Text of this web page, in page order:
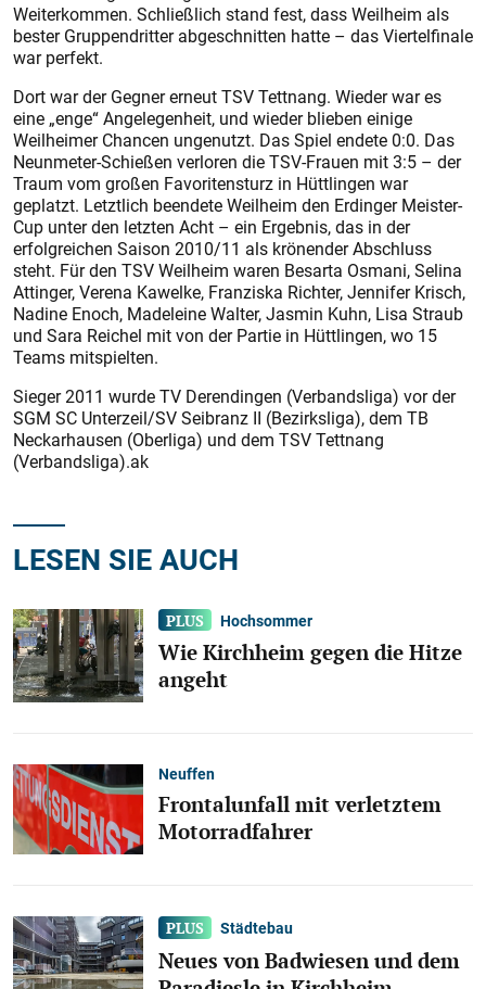
Weiterkommen. Schließlich stand fest, dass Weilheim als
bester Gruppendritter abgeschnitten hatte – das Viertelfinale
war perfekt.
Dort war der Gegner erneut TSV Tettnang. Wieder war es
eine „enge“ Angelegenheit, und wieder blieben einige
Weilheimer Chancen ungenutzt. Das Spiel endete 0:0. Das
Neunmeter-Schießen verloren die TSV-Frauen mit 3:5 – der
Traum vom großen Favoritensturz in Hüttlingen war
geplatzt. Letztlich beendete Weilheim den Erdinger Meister-
Cup unter den letzten Acht – ein Ergebnis, das in der
erfolgreichen Saison 2010/11 als krönender Abschluss
steht. Für den TSV Weilheim waren Besarta Osmani, Selina
Attinger, Verena Kawelke, Franziska Richter, Jennifer Krisch,
Nadine Enoch, Madeleine Walter, Jasmin Kuhn, Lisa Straub
und Sara Reichel mit von der Partie in Hüttlingen, wo 15
Teams mitspielten.
Sieger 2011 wurde TV Derendingen (Verbandsliga) vor der
SGM SC Unterzeil/SV Seibranz II (Bezirksliga), dem TB
Neckarhausen (Oberliga) und dem TSV Tettnang
(Verbandsliga).ak
LESEN SIE AUCH
Hochsommer
Wie Kirchheim gegen die Hitze
angeht
Neuffen
Frontalunfall mit verletztem
Motorradfahrer
Städtebau
Neues von Badwiesen und dem